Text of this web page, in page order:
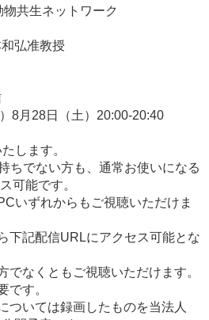
共生ネットワーク
弘准教授
8月28日（土）20:00-20:40
します。
でない方も、通常お使いになる
可能です。
いずれからもご視聴いただけま
下記配信URLにアクセス可能とな
でなくともご視聴いただけます。
です。
ついては録画したものを当法人